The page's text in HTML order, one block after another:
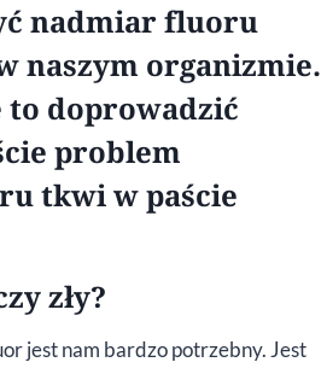
nadmiar fluoru
naszym organizmie.
to doprowadzić
problem
tkwi w paście
zły?
jest nam bardzo potrzebny. Jest